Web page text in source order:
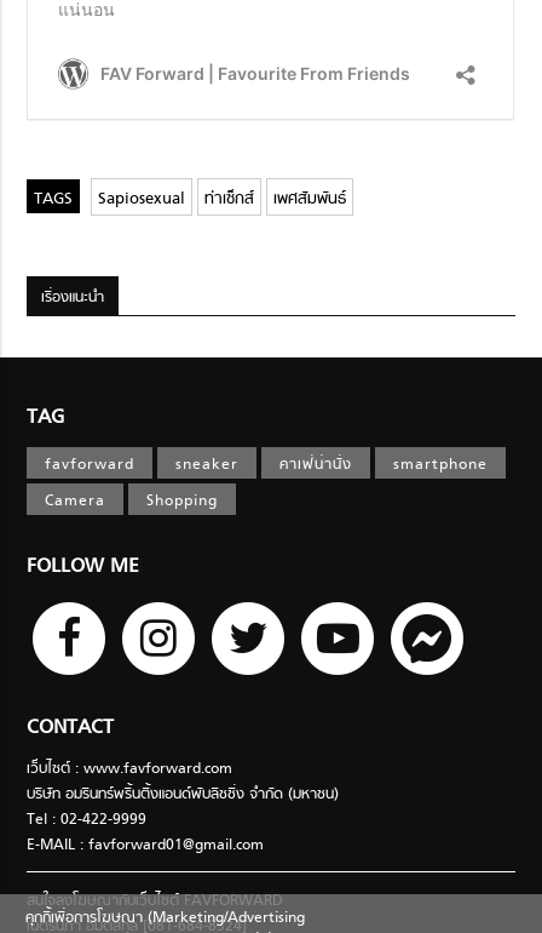
Sapiosexual ท่าเซ็กส์ เพศสัมพันธ์
เรื่องแนะนำ
TAG
favforward sneaker คาเฟ่น่านั่ง
smartphone
Camera
Shopping
FOLLOW ME
CONTACT
เว็บไซต์ : www.favforward.com
บริษัท อมรินทร์พริ้นติ้งแอนด์พับลิชชิ่ง จำกัด (มหาชน)
Tel : 02-422-9999
E-MAIL :favforward01@gmail.com
สนใจลงโฆษณากับเว็บไซต์ FAVFORWARD
เนตรนภา อมตสกุล [081-684-8324]
คุกกี้เพื่อการโฆษณา (Marketing/Advertising